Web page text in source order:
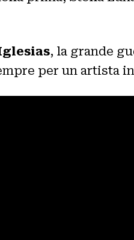
, la grande
per un artista